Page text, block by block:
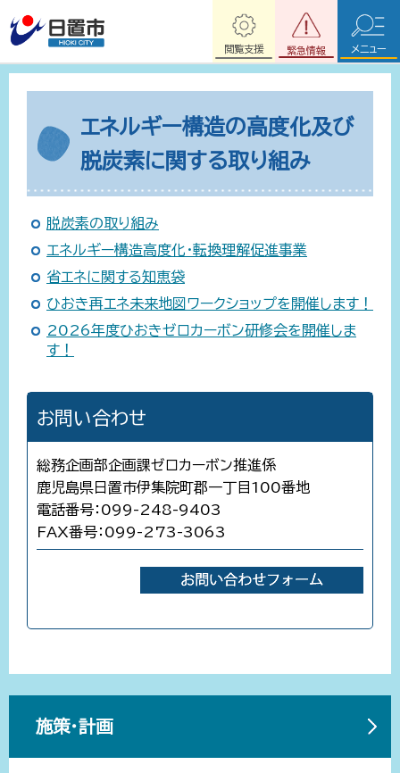
緊急情報
閲覧支援 メニュー
エネルギー構造の高度化及び
脱炭素に関する取り組み
脱炭素の取り組み
エネルギー構造高度化・転換理解促進事業
省エネに関する知恵袋
ひおき再エネ未来地図ワークショップを開催します！
2026年度ひおきゼロカーボン研修会を開催しま
す！
お問い合わせ
総務企画部企画課ゼロカーボン推進係
鹿児島県日置市伊集院町郡一丁目100番地
電話番号：099-248-9403
FAX番号：099-273-3063
施策・計画